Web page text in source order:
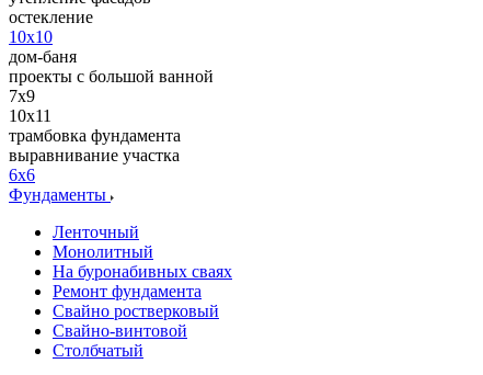
остекление
10x10
дом-баня
проекты с большой ванной
7x9
10х11
трамбовка фундамента
выравнивание участка
6x6
Фундаменты
Ленточный
Монолитный
На буронабивных сваях
Ремонт фундамента
Свайно ростверковый
Свайно-винтовой
Столбчатый